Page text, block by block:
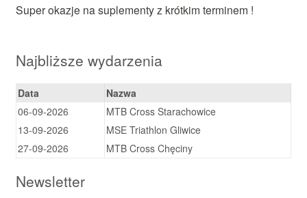
Super okazje na suplementy z krótkim terminem !
Najbliższe wydarzenia
Data
Nazwa
06-09-2026
MTB Cross Starachowice
13-09-2026
MSE Triathlon Gliwice
27-09-2026
MTB Cross Chęciny
Newsletter